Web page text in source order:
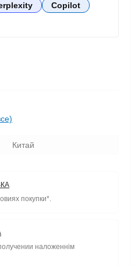
Copilot
Китай
покупки*.
наложеннім